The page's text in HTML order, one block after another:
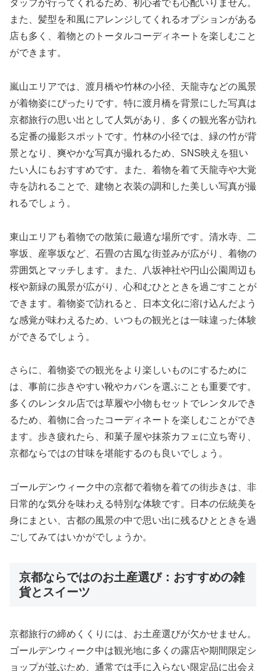
タッフが行ってくれるため、初心者でも心配いりません。
また、髪型を和風にアレンジしてくれるオプションがある
店も多く、着物とのトータルコーディネートを楽しむこと
ができます。
嵐山エリアでは、渡月橋や竹林の小径、天龍寺などの風景
が着物姿にぴったりです。特に渡月橋を背景にした写真は
京都旅行の思い出として人気があり、多くの観光客が訪れ
る定番の撮影スポットです。竹林の小径では、緑の竹が背
景となり、爽やかな写真が撮れるため、SNS映えを狙い
たい人にもおすすめです。また、着物を着て天龍寺や大覚
寺を訪れることで、建物と衣装の調和した美しい写真が撮
れるでしょう。
東山エリアも着物での散策に最適な場所です。清水寺、二
寧坂、産寧坂など、石畳の古風な街並みが広がり、着物の
雰囲気とマッチします。また、八坂神社や円山公園周辺も
桜や新緑の風景が広がり、心和むひとときを過ごすことが
できます。着物姿で訪れると、日本文化に溶け込んだよう
な感覚が味わえるため、いつもの観光とは一味違った体験
ができるでしょう。
さらに、着物姿での観光をより楽しいものにするために
は、事前に歩きやすい靴やカバンを選ぶことも重要です。
多くのレンタル店では草履や小物もセットでレンタルでき
るため、着物に合ったコーディネートを楽しむことができ
ます。歩き疲れたら、和菓子屋や抹茶カフェに立ち寄り、
京都ならではの甘味を堪能するのも良いでしょう。
ゴールデンウィーク中の京都で着物を着ての街歩きは、非
日常的な気分を味わえる特別な体験です。日本の伝統美を
身にまとい、古都の風景の中で思い出に残るひとときを過
ごしてみてはいかがでしょうか。
京都ならではのお土産選び：おすすめの雑
貨とスイーツ
京都旅行の締めくくりには、お土産選びが欠かせません。
ゴールデンウィーク中は観光地に多くの露店や期間限定シ
ョップが並ぶため、通常では手に入らない限定品に出会え